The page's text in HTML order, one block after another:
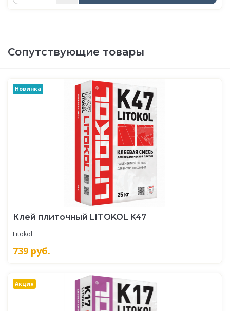
Сопутствующие товары
Новинка
Клей плиточный LITOKOL K47
Litokol
739 руб.
Акция